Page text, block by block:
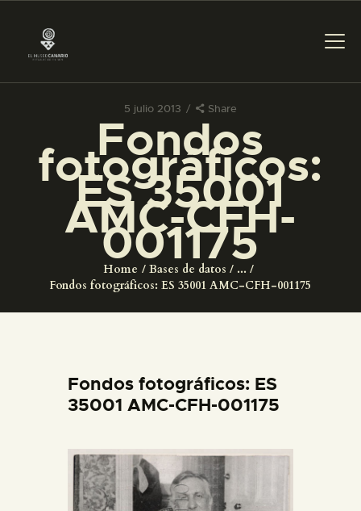
5 julio 2013 Share
Fondos
fotográficos:
ES 35001
AMC-CFH-
001175
Home Bases de datos
...
Fondos fotográficos: ES 35001 AMC-CFH-001175
PREPARAR LA VISITA
ACTIVIDADES
█
EL MUSEO
DIDÁCTICA
PREPARAR LA VISITA
Fondos fotográficos: ES
35001 AMC-CFH-001175